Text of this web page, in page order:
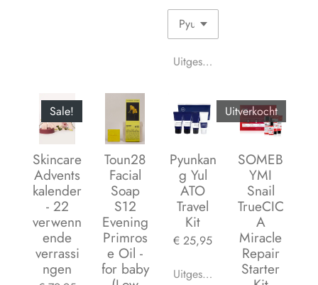
Uitgeschakeld
Sale!
Skincare
Advents
kalender
- 22
verwenn
ende
verrassi
ngen
Toun28
Facial
Soap
S12
Evening
Primros
e Oil -
for baby
Pyunkan
g Yul
ATO
Travel
Kit
€ 25,95
Uitgeschakeld
Uitverkocht
SOMEB
YMI
Snail
TrueCIC
A
Miracle
Repair
Starter